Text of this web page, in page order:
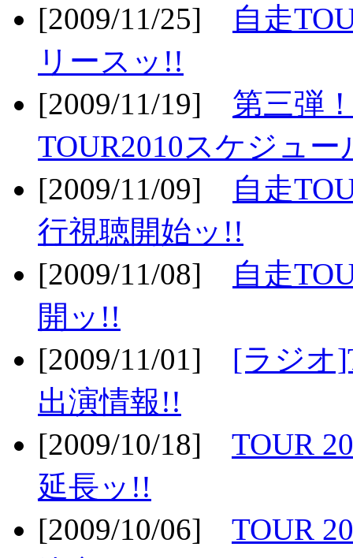
[2009/11/25]
自走
リースッ!!
[2009/11/19] 第三弾
TOUR2010スケジュー
[2009/11/09]
自走
行視聴開始ッ!!
[2009/11/08]
自走
開ッ!!
[2009/11/01] [ラジオ
出演情報!!
[2009/10/18] TOUR
延長ッ!!
[2009/10/06] TOUR